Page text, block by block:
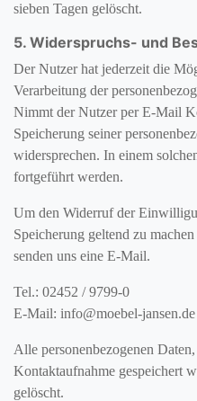
sieben Tagen gelöscht.
5. Widerspruchs- und
Der Nutzer hat jederzeit die
Verarbeitung der
Nimmt der Nutzer per E-Mail
Speicherung seiner
widersprechen. In einem
fortgeführt werden.
Um den Widerruf der
Speicherung geltend zu
senden uns eine E-Mail.
Tel.: 02452 / 9799-0
E-Mail: info@moebel-jansen.de
Alle personenbezogenen
Kontaktaufnahme gespeichert
gelöscht.